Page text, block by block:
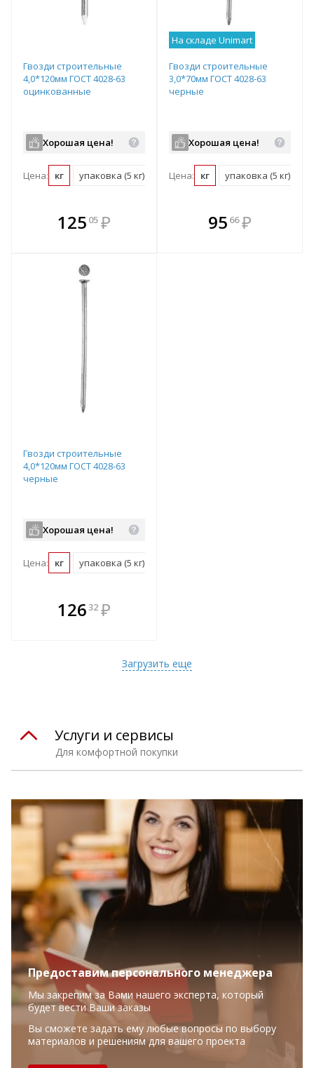
Гвозди строительные
4,0*120мм ГОСТ 4028-63
оцинкованные
Хорошая цена!
Цена: кг упаковка (5 кг)
125 05 ₽
В комплекте
всегда выгоднее!
На складе Unimart
Гвозди строительные
3,0*70мм ГОСТ 4028-63
черные
Хорошая цена!
Цена: кг упаковка (5 кг)
В комплекте
всегда выгоднее!
95 66 ₽
Гвозди строительные
4,0*120мм ГОСТ 4028-63
черные
Хорошая цена!
Цена: кг упаковка (5 кг)
12632 ₽
Загрузить еще
Для комфортной покупки
Услуги и сервисы
Предоставим персонального менеджера
Мы закрепим за Вами нашего эксперта, который
будет вести Ваши заказы
Вы сможете задать ему любые вопросы по выбору
материалов и решениям для вашего проекта